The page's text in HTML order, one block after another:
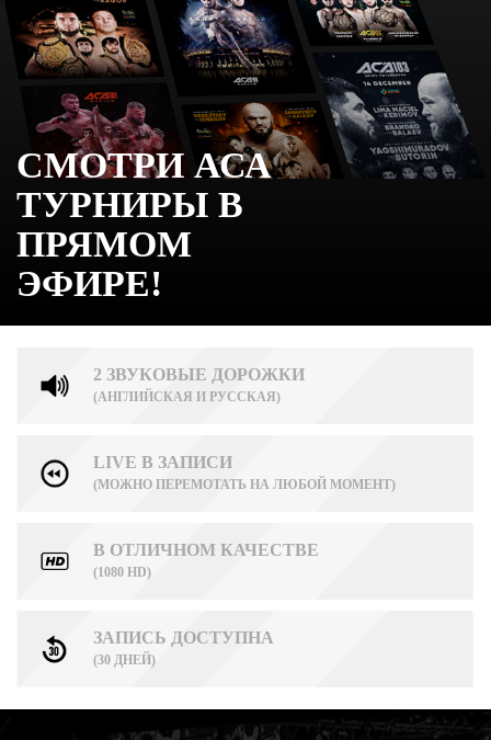
СМОТРИ АСА
ТУРНИРЫ В
ПРЯМОМ
ЭФИРЕ!
2 ЗВУКОВЫЕ ДОРОЖКИ
(АНГЛИЙСКАЯ И РУССКАЯ)
LIVE В ЗАПИСИ
(МОЖНО ПЕРЕМОТАТЬ НА ЛЮБОЙ МОМЕНТ)
В ОТЛИЧНОМ КАЧЕСТВЕ
(1080 HD)
ЗАПИСЬ ДОСТУПНА
(30 ДНЕЙ)